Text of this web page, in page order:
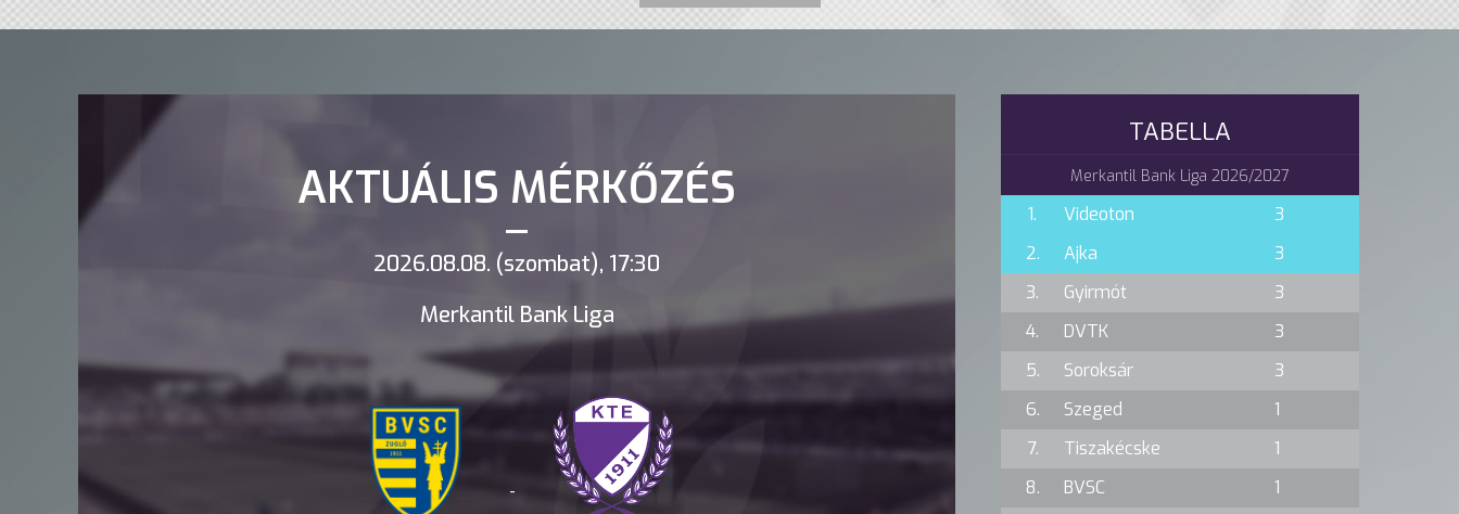
AKTUÁLIS MÉRKŐZÉS
2026.08.08. (szombat), 17:30
Merkantil Bank Liga
-
TABELLA
Merkantil Bank Liga 2026/2027
1. Videoton
3
2.
Ajka
3
3.
Gyirmót
3
4.
DVTK
3
5.
Soroksár
3
6.
Szeged
1
7.
Tiszakécske
1
8.
BVSC
1